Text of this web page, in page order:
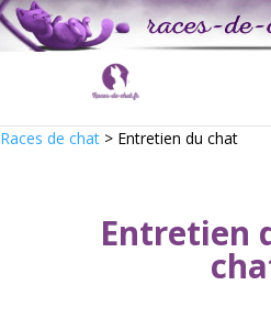
Races de chat > Entretien du chat
Entretien